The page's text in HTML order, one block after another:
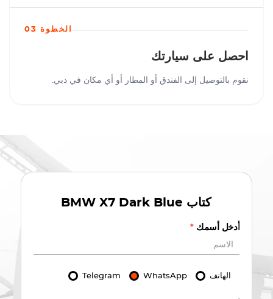
الخطوة 03
احصل على سيارتك
نقوم بالتوصيل إلى الفندق أو المطار أو أي مكان في دبي.
كتاب BMW X7 Dark Blue
أدخل أسمك *
الهاتف WhatsApp
Telegram